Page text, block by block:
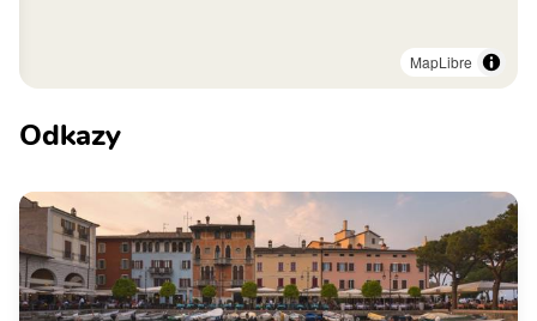
MapLibre
Odkazy